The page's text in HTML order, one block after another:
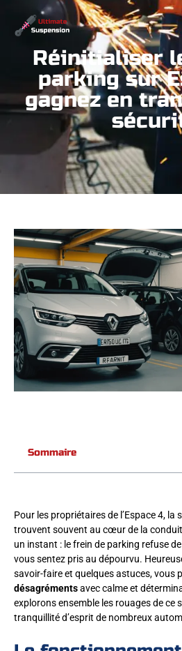
Réinitialiser
parking sur
gagnez en
Sommaire
Pour les propriétaires de l’Espace 4, la
trouvent souvent au cœur de la
un instant : le frein de parking refuse
vous sentez pris au dépourvu.
savoir-faire et quelques astuces, vous
désagrémentsavec calme et
explorons ensemble les rouages de ce
tranquillité d’esprit de nombreux